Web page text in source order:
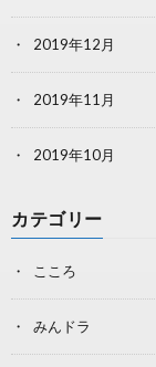
2019年12月
2019年11月
2019年10月
カテゴリー
こころ
みんドラ